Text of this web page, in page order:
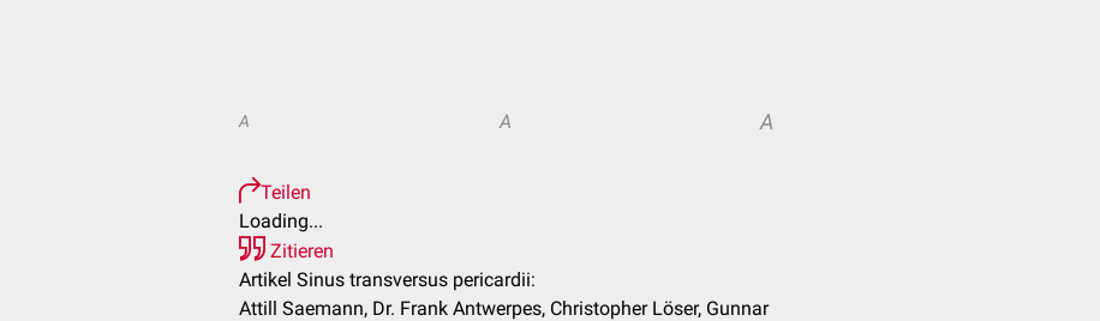
A A A
Teilen
Loading...
Zitieren
Artikel Sinus transversus pericardii:
Attill Saemann, Dr. Frank Antwerpes, Christopher Löser, Gunnar